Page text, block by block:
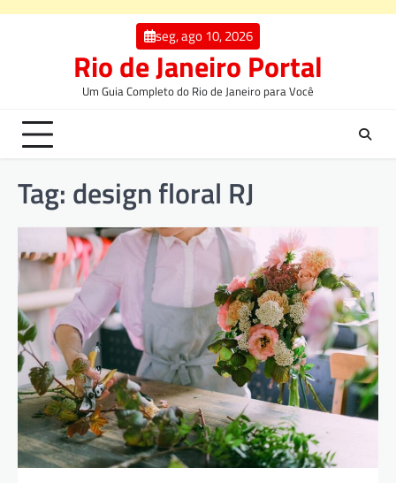
seg, ago 10, 2026
Rio de Janeiro Portal
Um Guia Completo do Rio de Janeiro para Você
Tag: design floral RJ